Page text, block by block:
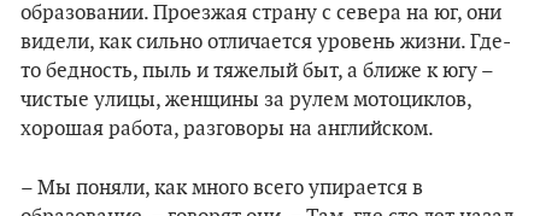
образовании. Проезжая страну с севера на юг, они
видели, как сильно отличается уровень жизни. Где-
то бедность, пыль и тяжелый быт, а ближе к югу –
чистые улицы, женщины за рулем мотоциклов,
хорошая работа, разговоры на английском.
– Мы поняли, как много всего упирается в